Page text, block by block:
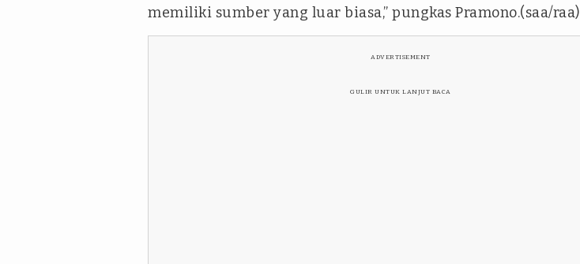
memiliki sumber yang luar biasa,” pungkas Pramono.(saa/raa)
ADVERTISEMENT
GULIR UNTUK LANJUT BACA